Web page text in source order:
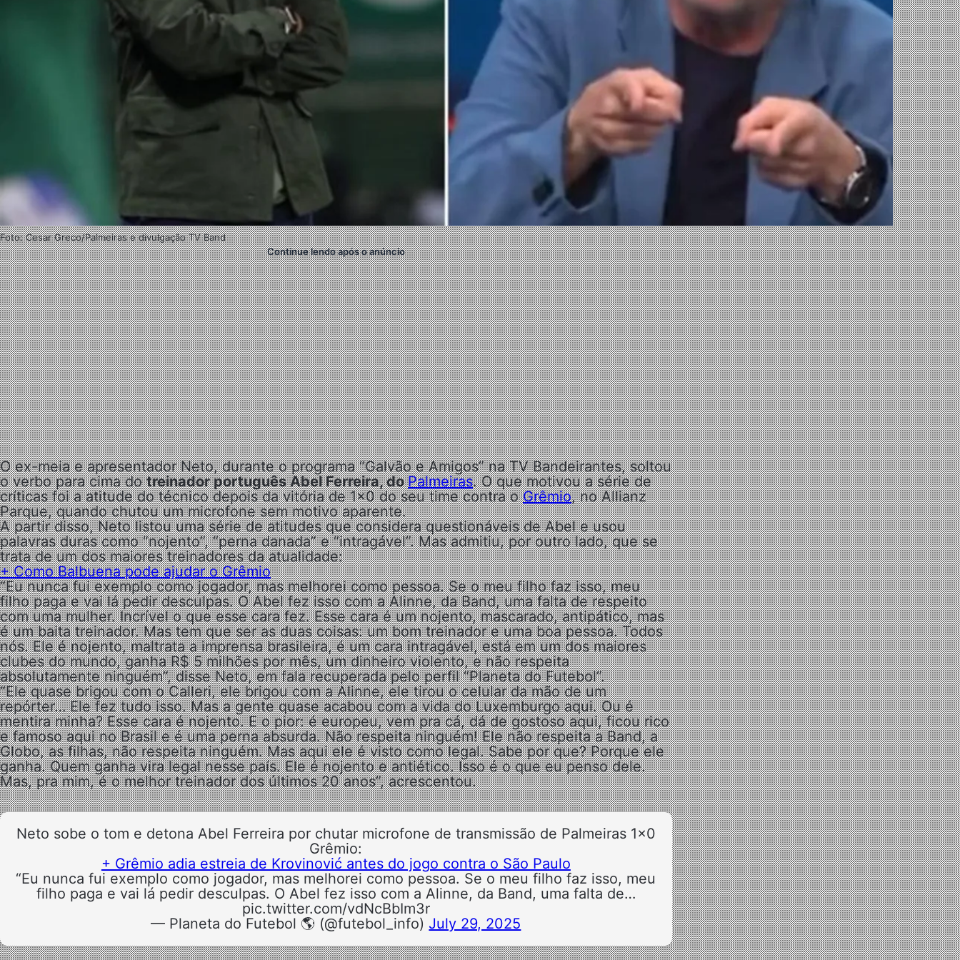
Foto: Cesar Greco/Palmeiras e divulgação TV Band
Continue lendo após o anúncio
O ex-meia e apresentador Neto, durante o programa “Galvão e Amigos” na TV Bandeirantes, soltou
o verbo para cima dotreinador português Abel Ferreira, doPalmeiras. O que motivou a série de
críticas foi a atitude do técnico depois da vitória de 1×0 do seu time contra oGrêmio, no Allianz
Parque, quando chutou um microfone sem motivo aparente.
A partir disso, Neto listou uma série de atitudes que considera questionáveis de Abel e usou
palavras duras como “nojento”, “perna danada” e “intragável”. Mas admitiu, por outro lado, que se
trata de um dos maiores treinadores da atualidade:
+Como Balbuena pode ajudar o Grêmio
“Eu nunca fui exemplo como jogador, mas melhorei como pessoa. Se o meu filho faz isso, meu
filho paga e vai lá pedir desculpas. O Abel fez isso com a Alinne, da Band, uma falta de respeito
com uma mulher. Incrível o que esse cara fez. Esse cara é um nojento, mascarado, antipático, mas
é um baita treinador. Mas tem que ser as duas coisas: um bom treinador e uma boa pessoa. Todos
nós. Ele é nojento, maltrata a imprensa brasileira, é um cara intragável, está em um dos maiores
clubes do mundo, ganha R$ 5 milhões por mês, um dinheiro violento, e não respeita
absolutamente ninguém”, disse Neto, em fala recuperada pelo perfil “Planeta do Futebol”.
“Ele quase brigou com o Calleri, ele brigou com a Alinne, ele tirou o celular da mão de um
repórter… Ele fez tudo isso. Mas a gente quase acabou com a vida do Luxemburgo aqui. Ou é
mentira minha? Esse cara é nojento. E o pior: é europeu, vem pra cá, dá de gostoso aqui, ficou rico
e famoso aqui no Brasil e é uma perna absurda. Não respeita ninguém! Ele não respeita a Band, a
Globo, as filhas, não respeita ninguém. Mas aqui ele é visto como legal. Sabe por que? Porque ele
ganha. Quem ganha vira legal nesse país. Ele é nojento e antiético. Isso é o que eu penso dele.
Mas, pra mim, é o melhor treinador dos últimos 20 anos”, acrescentou.
Neto sobe o tom e detona Abel Ferreira por chutar microfone de transmissão de Palmeiras 1×0
Grêmio:
+ Grêmio adia estreia de Krovinović antes do jogo contra o São Paulo
“Eu nunca fui exemplo como jogador, mas melhorei como pessoa. Se o meu filho faz isso, meu
filho paga e vai lá pedir desculpas. O Abel fez isso com a Alinne, da Band, uma falta de…
pic.twitter.com/vdNcBbIm3r
— Planeta do Futebol 🌎 (@futebol_info) July 29, 2025